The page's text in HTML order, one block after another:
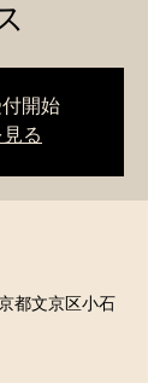
開始
る
都文京区小石